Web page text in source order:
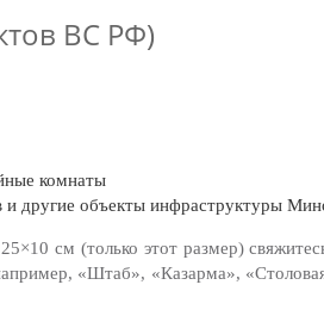
ВС РФ)
комнаты
другие объекты инфраструктуры
см (только этот размер)
«Штаб», «Казарма»,